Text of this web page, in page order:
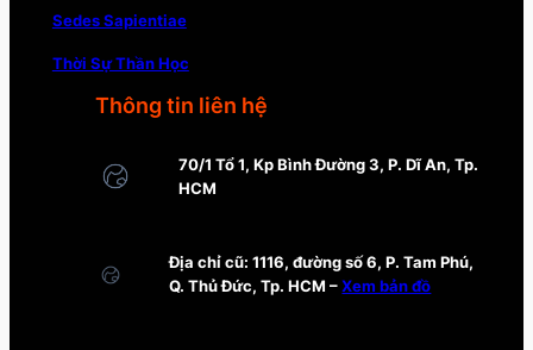
Sedes Sapientiae
Thời Sự Thần Học
Thông tin liên hệ
70/1 Tổ 1, Kp Bình Đường 3, P. Dĩ An, Tp.
HCM
Địa chỉ cũ: 1116, đường số 6, P. Tam Phú,
Q. Thủ Đức, Tp. HCM –Xem bản đồ